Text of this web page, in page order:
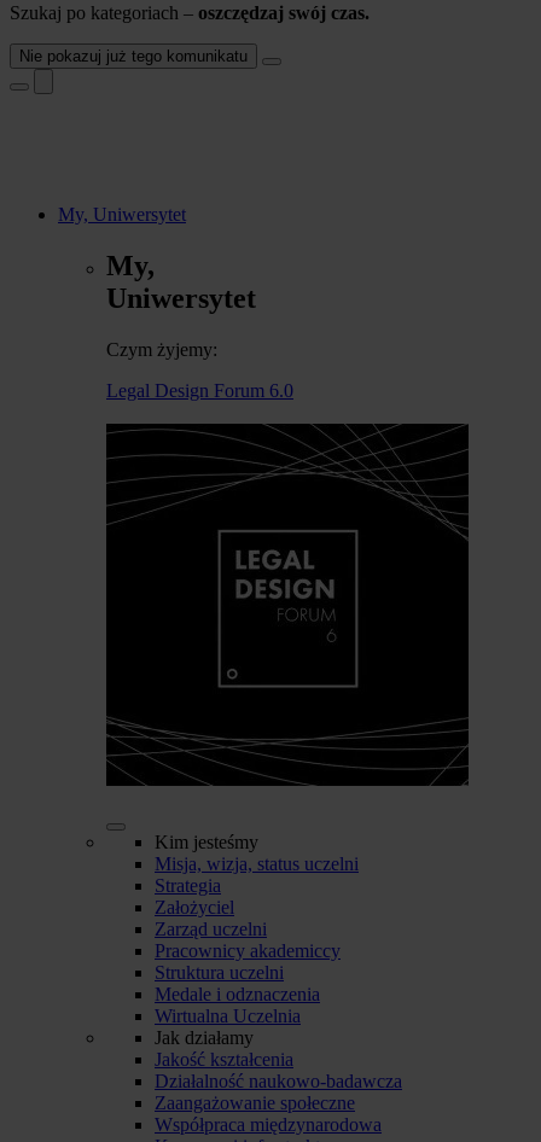
Szukaj po kategoriach – oszczędzaj swój czas.
Nie pokazuj już tego komunikatu
My, Uniwersytet
My,
Uniwersytet
Czym żyjemy:
Legal Design Forum 6.0
Kim jesteśmy
Misja, wizja, status uczelni
Strategia
Założyciel
Zarząd uczelni
Pracownicy akademiccy
Struktura uczelni
Medale i odznaczenia
Wirtualna Uczelnia
Jak działamy
Jakość kształcenia
Działalność naukowo-badawcza
Zaangażowanie społeczne
Współpraca międzynarodowa